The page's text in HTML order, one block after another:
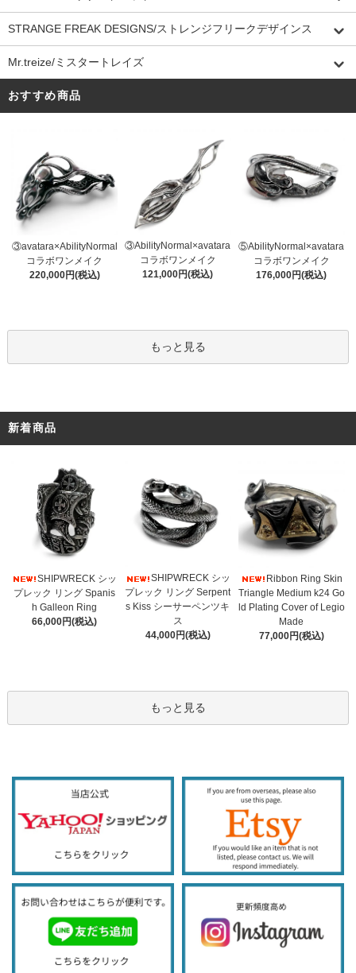
STRANGE FREAK DESIGNS/ストレンジフリークデザインス
Mr.treize/ミスタートレイズ
おすすめ商品
③avatara×AbilityNormal
コラボワンメイク
220,000円(税込)
③AbilityNormal×avatara
コラボワンメイク
121,000円(税込)
⑤AbilityNormal×avatara
コラボワンメイク
176,000円(税込)
もっと見る
新着商品
SHIPWRECK シッ
プレック リング Spanis
h Galleon Ring
66,000円(税込)
SHIPWRECK シッ
プレック リング Serpent
s Kiss シーサーペンツキ
ス
44,000円(税込)
Ribbon Ring Skin
Triangle Medium k24 Go
ld Plating Cover of Legio
Made
77,000円(税込)
もっと見る